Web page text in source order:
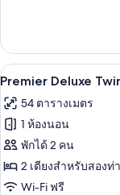
Wonderbox
included)
เกี่ยว
กับ
Premier
Double
Room
(Cimer
&
Wonderbox
included)
เปิด
ภาพถ่าย
ทั้งหมด
ของ
Premier
Deluxe
3
Premier Deluxe
54 ตารางเมตร
1 ห้องนอน
พักได้ 2 คน
2 เตียงสำหรับสองท่
Wi-Fi ฟรี